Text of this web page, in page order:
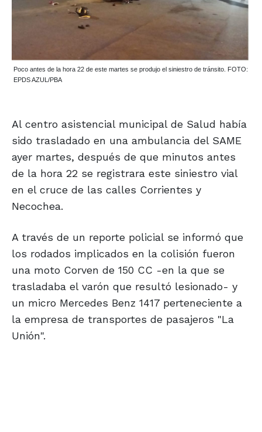
Poco antes de la hora 22 de este martes se produjo el siniestro de tránsito. FOTO:
EPDS AZUL/PBA
Al centro asistencial municipal de Salud había
sido trasladado en una ambulancia del SAME
ayer martes, después de que minutos antes
de la hora 22 se registrara este siniestro vial
en el cruce de las calles Corrientes y
Necochea.
A través de un reporte policial se informó que
los rodados implicados en la colisión fueron
una moto Corven de 150 CC -en la que se
trasladaba el varón que resultó lesionado- y
un micro Mercedes Benz 1417 perteneciente a
la empresa de transportes de pasajeros "La
Unión".